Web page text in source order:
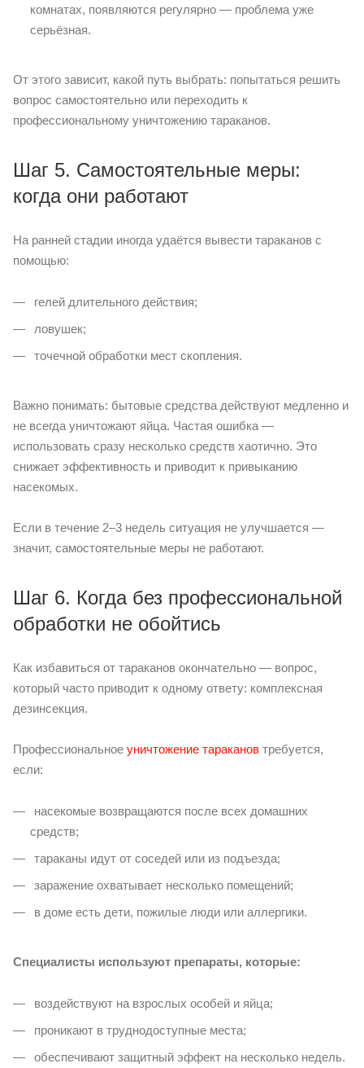
комнатах, появляются регулярно — проблема уже
серьёзная.
От этого зависит, какой путь выбрать: попытаться решить
вопрос самостоятельно или переходить к
профессиональному уничтожению тараканов.
Шаг 5. Самостоятельные меры:
когда они работают
На ранней стадии иногда удаётся вывести тараканов с
помощью:
гелей длительного действия;
ловушек;
точечной обработки мест скопления.
Важно понимать: бытовые средства действуют медленно и
не всегда уничтожают яйца. Частая ошибка —
использовать сразу несколько средств хаотично. Это
снижает эффективность и приводит к привыканию
насекомых.
Если в течение 2–3 недель ситуация не улучшается —
значит, самостоятельные меры не работают.
Шаг 6. Когда без профессиональной
обработки не обойтись
Как избавиться от тараканов окончательно — вопрос,
который часто приводит к одному ответу: комплексная
дезинсекция.
Профессиональное уничтожение тараканов требуется,
если:
насекомые возвращаются после всех домашних
средств;
тараканы идут от соседей или из подъезда;
заражение охватывает несколько помещений;
в доме есть дети, пожилые люди или аллергики.
Специалисты используют препараты, которые:
воздействуют на взрослых особей и яйца;
проникают в труднодоступные места;
обеспечивают защитный эффект на несколько недель.